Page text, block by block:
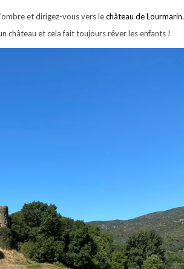
et dirigez-vous vers lechâteau de Lourmarin.
château et cela fait toujours rêver les enfants !